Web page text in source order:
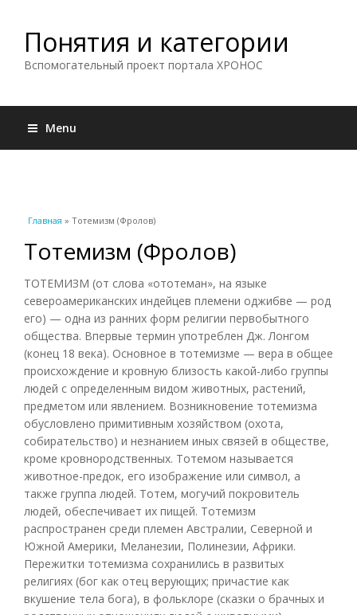
Понятия и категории
Вспомогательный проект портала ХРОНОС
Menu
Вы здесь
Главная » Тотемизм (Фролов)
Тотемизм (Фролов)
ТОТЕМИЗМ (от слова «ототеман», на языке
североамериканских индейцев племени оджибве — род
его) — одна из ранних форм религии первобытного
общества. Впервые термин употреблен Дж. Лонгом
(конец 18 века). Основное в тотемизме — вера в общее
происхождение и кровную близость какой-либо группы
людей с определенным видом животных, растений,
предметом или явлением. Возникновение тотемизма
обусловлено примитивным хозяйством (охота,
собирательство) и незнанием иных связей в обществе,
кроме кровнородственных. Тотемом называется
животное-предок, его изображение или символ, а
также группа людей. Тотем, могучий покровитель
людей, обеспечивает их пищей. Тотемизм
распространен среди племен Австралии, Северной и
Южной Америки, Меланезии, Полинезии, Африки.
Пережитки тотемизма сохранились в развитых
религиях (бог как отец верующих; причастие как
вкушение тела бога), в фольклоре (сказки о брачных и